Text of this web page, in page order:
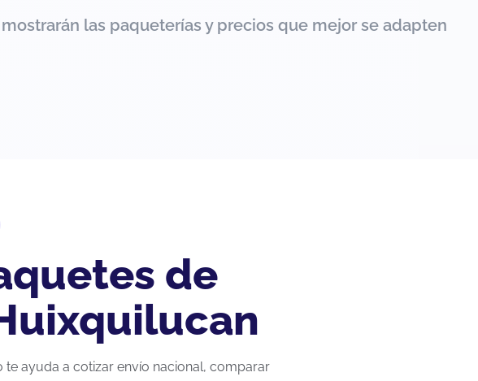
mostrarán las paqueterías y precios que mejor se adapten
de
te ayuda a cotizar envío nacional, comparar